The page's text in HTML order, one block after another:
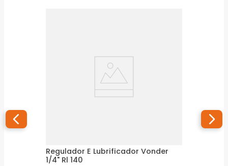
Regulador E Lubrificador Vonder
1/4" Rl 140